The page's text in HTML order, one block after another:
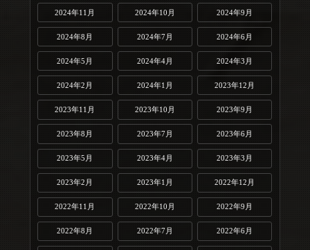
2024年11月 2024年10月 2024年9月
2024年8月 2024年7月 2024年6月
2024年5月 2024年4月 2024年3月
2024年2月 2024年1月 2023年12月
2023年11月 2023年10月 2023年9月
2023年8月 2023年7月 2023年6月
2023年5月 2023年4月 2023年3月
2023年2月 2023年1月 2022年12月
2022年11月 2022年10月 2022年9月
2022年8月 2022年7月 2022年6月